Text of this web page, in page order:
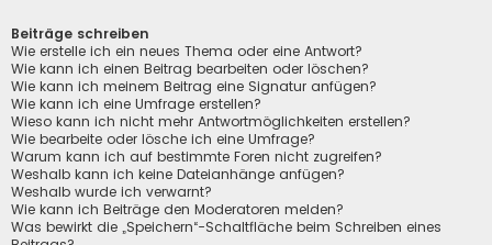
Beiträge schreiben
Wie erstelle ich ein neues Thema oder eine Antwort?
Wie kann ich einen Beitrag bearbeiten oder löschen?
Wie kann ich meinem Beitrag eine Signatur anfügen?
Wie kann ich eine Umfrage erstellen?
Wieso kann ich nicht mehr Antwortmöglichkeiten erstellen?
Wie bearbeite oder lösche ich eine Umfrage?
Warum kann ich auf bestimmte Foren nicht zugreifen?
Weshalb kann ich keine Dateianhänge anfügen?
Weshalb wurde ich verwarnt?
Wie kann ich Beiträge den Moderatoren melden?
Was bewirkt die „Speichern“-Schaltfläche beim Schreiben eines